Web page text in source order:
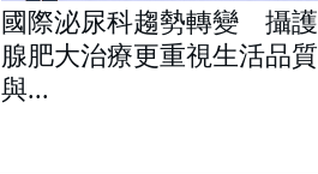
國際泌尿科趨勢轉變 攝護
腺肥大治療更重視生活品質
與...